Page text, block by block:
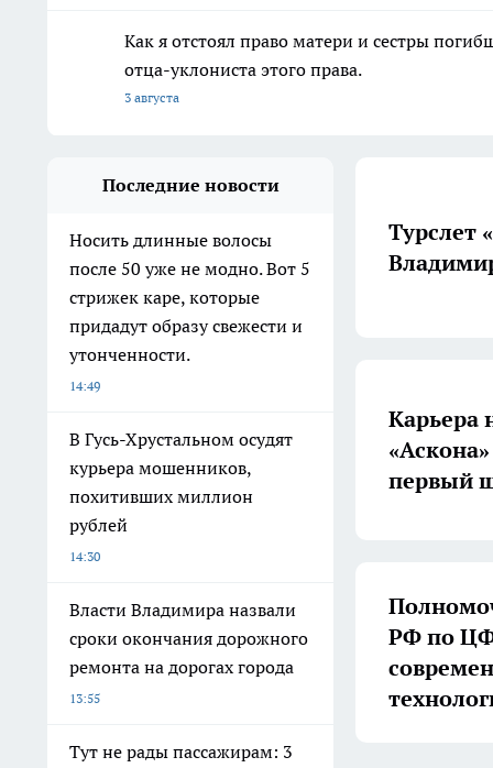
Как я отстоял право матери и сестры
отца-уклониста этого права.
3 августа
Последние новости
Носить длинные волосы
после 50 уже не модно. Вот 5
стрижек каре, которые
придадут образу свежести и
утонченности.
14:49
В Гусь-Хрустальном осудят
курьера мошенников,
похитивших миллион
рублей
14:30
Власти Владимира назвали
сроки окончания дорожного
ремонта на дорогах города
13:55
Тут не рады пассажирам: 3
Турслет
Карьера
первый
РФ по